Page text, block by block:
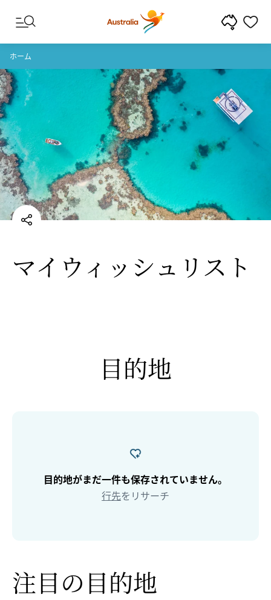
コンテンツへスキップ
フッターナビゲーションへスキップ
ホーム
マイウィッシュリスト
目的地
目的地がまだ一件も保存されていません。
行先をリサーチ
注目の​目的地